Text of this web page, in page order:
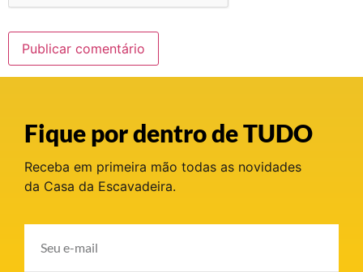
Fique por dentro de TUDO
Receba em primeira mão todas as novidades
da Casa da Escavadeira.